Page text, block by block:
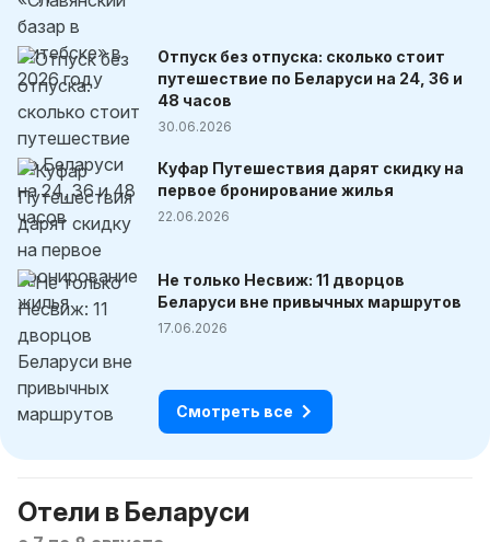
Отпуск без отпуска: сколько стоит
путешествие по Беларуси на 24, 36 и
48 часов
30.06.2026
Куфар Путешествия дарят скидку на
первое бронирование жилья
22.06.2026
Не только Несвиж: 11 дворцов
Беларуси вне привычных маршрутов
17.06.2026
Смотреть все
Отели в Беларуси